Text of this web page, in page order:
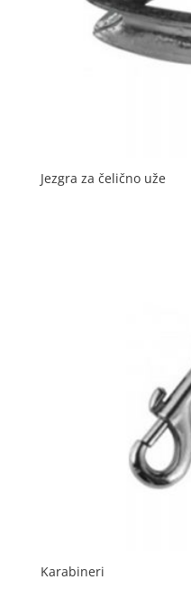
Jezgra za čelično uže
Karabineri